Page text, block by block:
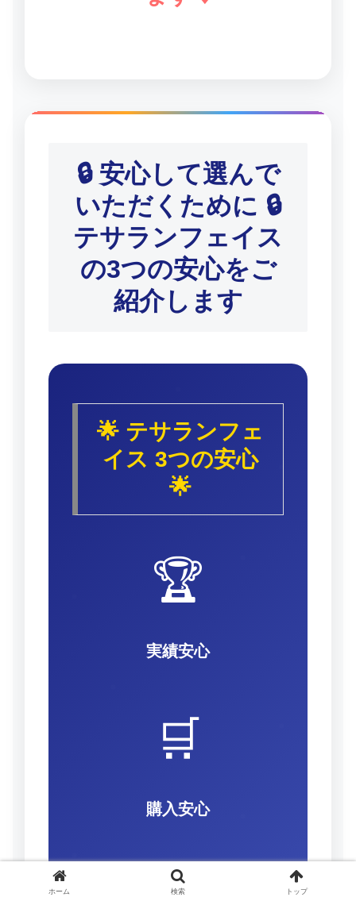
🔒 安心して選んで
いただくために 🔒
テサランフェイス
の3つの安心をご
紹介します
🌟 テサランフェ
イス 3つの安心
🌟
🏆
実績安心
🛒
購入安心
ホーム 検索 トップ